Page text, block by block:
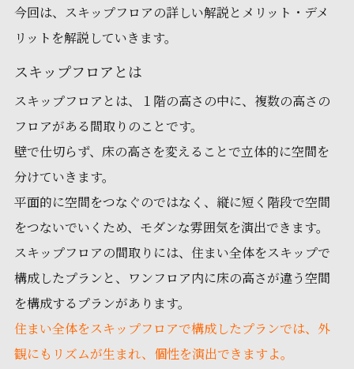
今回は、スキップフロアの詳しい解説とメリット・デメ
リットを解説していきます。
スキップフロアとは
スキップフロアとは、１階の高さの中に、複数の高さの
フロアがある間取りのことです。
壁で仕切らず、床の高さを変えることで立体的に空間を
分けていきます。
平面的に空間をつなぐのではなく、縦に短く階段で空間
をつないでいくため、モダンな雰囲気を演出できます。
スキップフロアの間取りには、住まい全体をスキップで
構成したプランと、ワンフロア内に床の高さが違う空間
を構成するプランがあります。
住まい全体をスキップフロアで構成したプランでは、外
観にもリズムが生まれ、個性を演出できますよ。